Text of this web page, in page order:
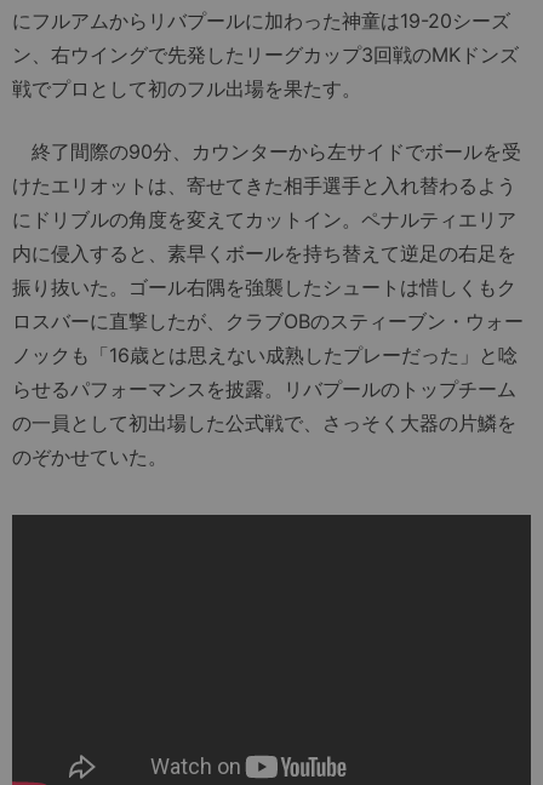
にフルアムからリバプールに加わった神童は19-20シーズ
ン、右ウイングで先発したリーグカップ3回戦のMKドンズ
戦でプロとして初のフル出場を果たす。
終了間際の90分、カウンターから左サイドでボールを受
けたエリオットは、寄せてきた相手選手と入れ替わるよう
にドリブルの角度を変えてカットイン。ペナルティエリア
内に侵入すると、素早くボールを持ち替えて逆足の右足を
振り抜いた。ゴール右隅を強襲したシュートは惜しくもク
ロスバーに直撃したが、クラブOBのスティーブン・ウォー
ノックも「16歳とは思えない成熟したプレーだった」と唸
らせるパフォーマンスを披露。リバプールのトップチーム
の一員として初出場した公式戦で、さっそく大器の片鱗を
のぞかせていた。